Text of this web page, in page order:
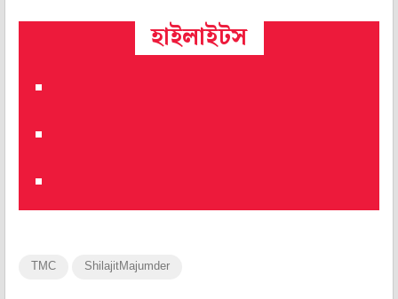
হাইলাইটস
TMC ShilajitMajumder